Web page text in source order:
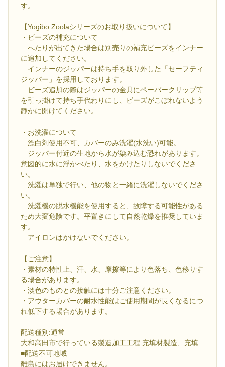
す。
【Yogibo Zoolaシリーズのお取り扱いについて】
・ビーズの補充について
へたりが出てきた場合は別売りの補充ビーズをインナー
に追加してください。
インナーのジッパーは持ち手を取り外した「セーフティ
ジッパー」を採用しております。
ビーズ追加の際はジッパーの金具にペーパークリップ等
を引っ掛けて持ち手代わりにし、ビーズがこぼれないよう
静かに開けてください。
・お洗濯について
漂白剤使用不可、カバーのみ洗濯(水洗い)可能。
ジッパー付近の生地から水が染み込む恐れがあります。
意図的に水に浮かべたり、水をかけたりしないでくださ
い。
洗濯は単独で行い、他の物と一緒に洗濯しないでくださ
い。
洗濯機の脱水機能を使用すると、故障する可能性がある
ため大変危険です。平置きにして自然乾燥を推奨していま
す。
アイロンはかけないでください。
【ご注意】
・素材の特性上、汗、水、摩擦等により色落ち、色移りす
る場合があります。
・淡色のものとの接触には十分ご注意ください。
・アウターカバーの耐水性能はご使用期間が長くなるにつ
れ低下する場合があります。
配送種別:通常
大和高田市で行っている製造加工工程:充填材製造、充填
■配送不可地域
離島にはお届けできません。